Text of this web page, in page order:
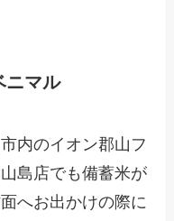
ニマル
内のイオン郡山フ
島店でも備蓄米が
へお出かけの際に